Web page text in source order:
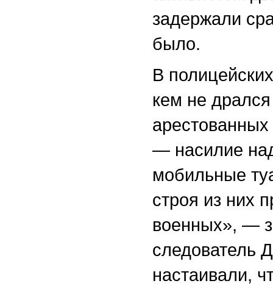
задержали
было.
В
кем не
арестованных
— насилие
мобильные
строя из них
военных», —
следователь
настаивали,